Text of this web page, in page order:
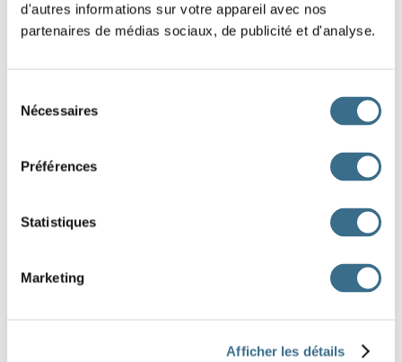
d'autres informations sur votre appareil avec nos
partenaires de médias sociaux, de publicité et d'analyse.
Nécessaires
Préférences
Statistiques
Marketing
Afficher les détails
vous